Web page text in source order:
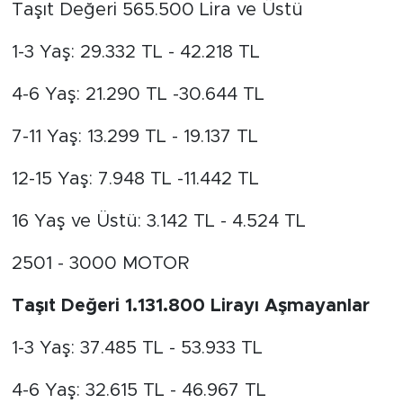
Taşıt Değeri 565.500 Lira ve Üstü
1-3 Yaş: 29.332 TL - 42.218 TL
4-6 Yaş: 21.290 TL -30.644 TL
7-11 Yaş: 13.299 TL - 19.137 TL
12-15 Yaş: 7.948 TL -11.442 TL
16 Yaş ve Üstü: 3.142 TL - 4.524 TL
2501 - 3000 MOTOR
Taşıt Değeri 1.131.800 Lirayı Aşmayanlar
1-3 Yaş: 37.485 TL - 53.933 TL
4-6 Yaş: 32.615 TL - 46.967 TL